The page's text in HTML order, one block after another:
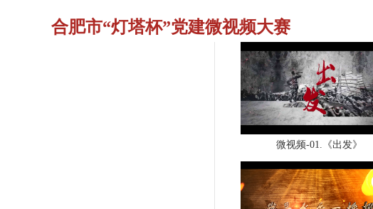
合肥市“灯塔杯”党建微视频大赛
微视频-01.《出发》